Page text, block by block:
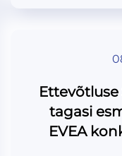
Ettevõtluse
tagasi
EVEA